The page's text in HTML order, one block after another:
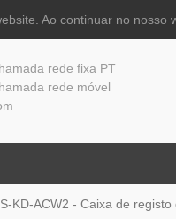
rede fixa PT
rede móvel
KD-ACW2 - Caixa de
Ao continuar no nosso